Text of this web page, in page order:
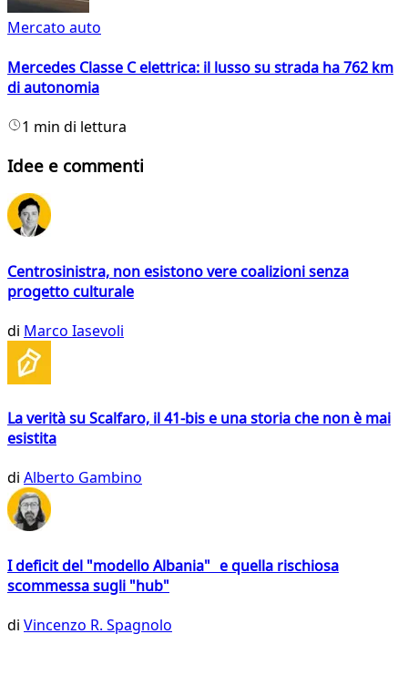
Mercato auto
Mercedes Classe C elettrica: il lusso su strada ha 762 km
di autonomia
1 min di lettura
Idee e commenti
Centrosinistra, non esistono vere coalizioni senza
progetto culturale
di Marco Iasevoli
La verità su Scalfaro, il 41-bis e una storia che non è mai
esistita
di Alberto Gambino
I deficit del "modello Albania" e quella rischiosa
scommessa sugli "hub"
di Vincenzo R. Spagnolo